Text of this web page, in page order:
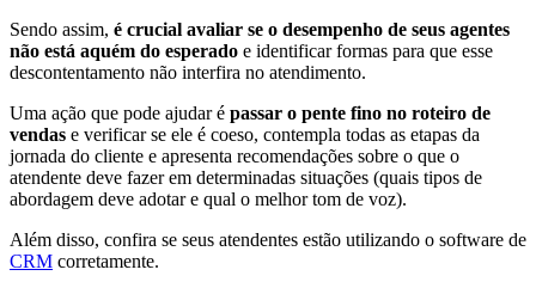
Sendo assim, é crucial avaliar se o desempenho de seus agentes
não está aquém do esperado e identificar formas para que esse
descontentamento não interfira no atendimento.
Uma ação que pode ajudar é passar o pente fino no roteiro de
vendas e verificar se ele é coeso, contempla todas as etapas da
jornada do cliente e apresenta recomendações sobre o que o
atendente deve fazer em determinadas situações (quais tipos de
abordagem deve adotar e qual o melhor tom de voz).
Além disso, confira se seus atendentes estão utilizando o software de
CRM corretamente.